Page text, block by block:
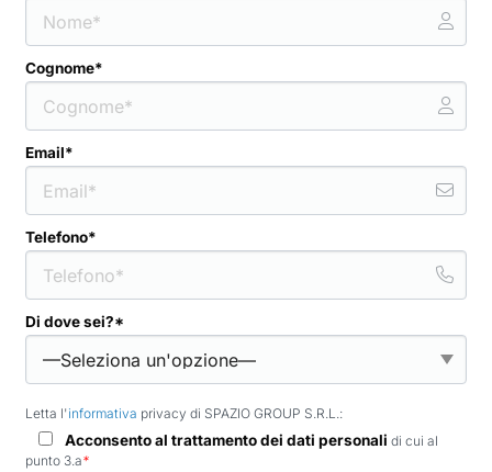
Cognome*
Email*
Telefono*
Di dove sei?*
Letta l'informativa privacy di SPAZIO GROUP S.R.L.:
Acconsento al trattamento dei dati personali di cui al
punto 3.a*